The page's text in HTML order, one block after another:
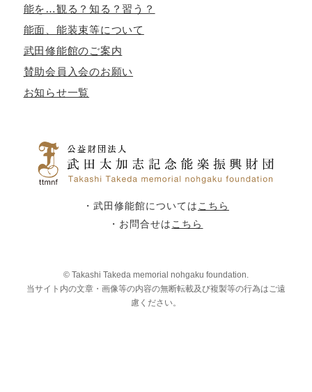
能を…観る？知る？習う？
能面、能装束等について
武田修能館のご案内
賛助会員入会のお願い
お知らせ一覧
・武田修能館についてはこちら
・お問合せはこちら
© Takashi Takeda memorial nohgaku foundation.
当サイト内の文章・画像等の内容の無断転載及び複製等の行為はご遠
慮ください。